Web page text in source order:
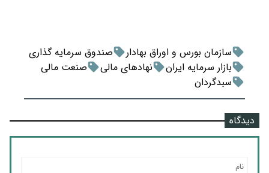
سازمان بورس و اوراق بهادار
صندوق سرمایه گذاری
بازار سرمایه ایران
نهادهای مالی
صنعت مالی
سبدگردان
دیدگاه